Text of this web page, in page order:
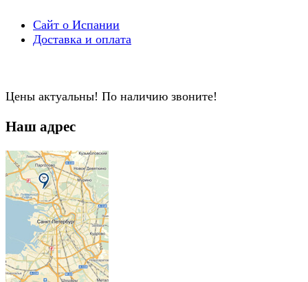
Сайт о Испании
Доставка и оплата
Цены актуальны! По наличию звоните!
Наш адрес